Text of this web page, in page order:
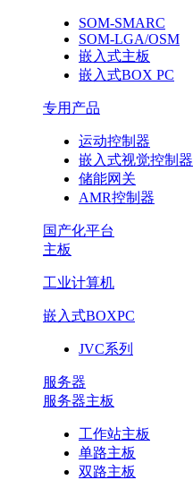
SOM-SMARC
SOM-LGA/OSM
嵌入式主板
嵌入式BOX PC
专用产品
运动控制器
嵌入式视觉控制器
储能网关
AMR控制器
国产化平台
主板
工业计算机
嵌入式BOXPC
JVC系列
服务器
服务器主板
工作站主板
单路主板
双路主板